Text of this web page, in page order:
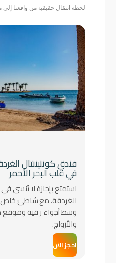
لحظة انتقال حقيقية من واقعنا إلى
فندق كونتيننتال
في قلب البحر الأحمر
استمتع بإجازة لا تُنسى
وسط أجواء راقية وموقع
والأزواج.
احجز الآن